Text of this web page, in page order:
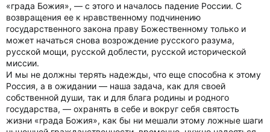
«града Божия», — с этого и началось падение России. С
возвращения ее к нравственному подчинению
государственного закона праву Божественному только и
может начаться снова возрождение русского разума,
русской мощи, русской доблести, русской исторической
миссии.
И мы не должны терять надежды, что еще способна к этому
Россия, а в ожидании — наша задача, как для своей
собственной души, так и для блага родины и родного
государства, — охранять в себе и вокруг себя святость
жизни «града Божия», как бы ни мешали этому ложные шаги